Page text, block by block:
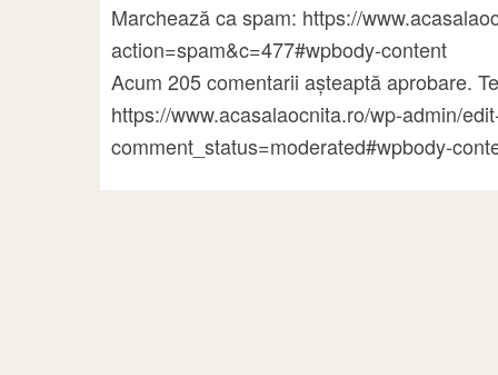
Marchează ca spam: https://
action=spam&c=477#wpbody-content
Acum 205 comentarii așteaptă aprobare.
https://www.acasalaocnita.ro/wp-admin/
comment_status=moderated#wpbody-